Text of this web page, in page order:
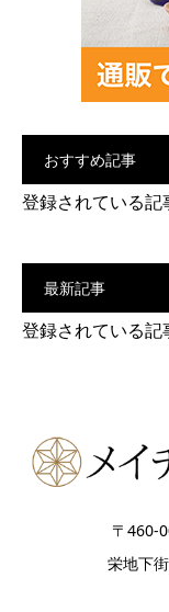
おすすめ記事
登録されている記
最新記事
登録されている記
〒460-
栄地下